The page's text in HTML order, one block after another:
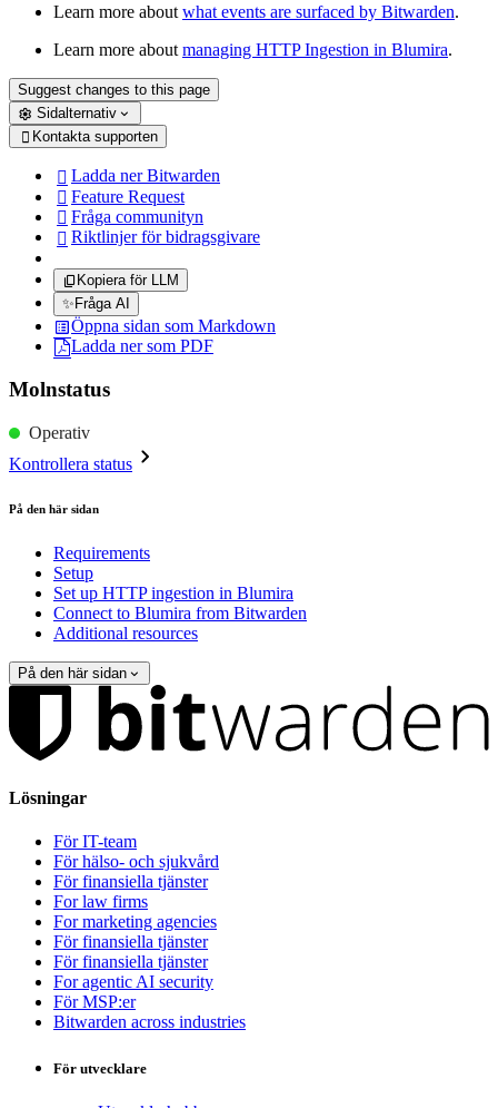
Learn more about what events are surfaced by Bitwarden.
Learn more about managing HTTP Ingestion in Blumira.
Suggest changes to this page
Sidalternativ
 Kontakta supporten
 Ladda ner Bitwarden
 Feature Request
 Fråga communityn
 Riktlinjer för bidragsgivare
Kopiera för LLM
✨ Fråga AI
Öppna sidan som Markdown
Ladda ner som PDF
Molnstatus
Operativ
Kontrollera status
På den här sidan
Requirements
Setup
Set up HTTP ingestion in Blumira
Connect to Blumira from Bitwarden
Additional resources
På den här sidan
Lösningar
För IT-team
För hälso- och sjukvård
För finansiella tjänster
For law firms
For marketing agencies
För finansiella tjänster
För finansiella tjänster
For agentic AI security
För MSP:er
Bitwarden across industries
För utvecklare